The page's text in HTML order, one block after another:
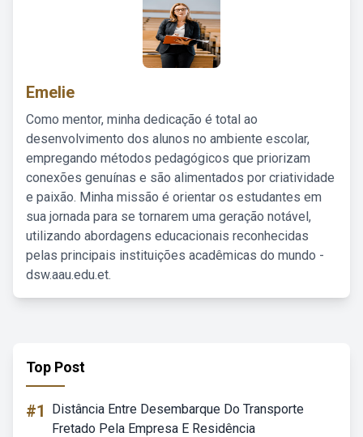
Emelie
Como mentor, minha dedicação é total ao
desenvolvimento dos alunos no ambiente escolar,
empregando métodos pedagógicos que priorizam
conexões genuínas e são alimentados por criatividade
e paixão. Minha missão é orientar os estudantes em
sua jornada para se tornarem uma geração notável,
utilizando abordagens educacionais reconhecidas
pelas principais instituições acadêmicas do mundo -
dsw.aau.edu.et.
Top Post
#1
Distância Entre Desembarque Do Transporte
Fretado Pela Empresa E Residência